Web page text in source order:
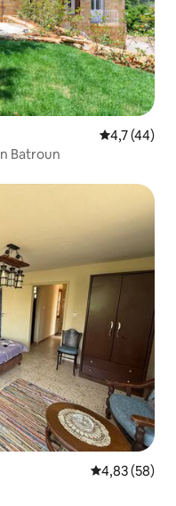
Évaluation
4,7 (44)
Batroun
Évaluation
4,83 (58)